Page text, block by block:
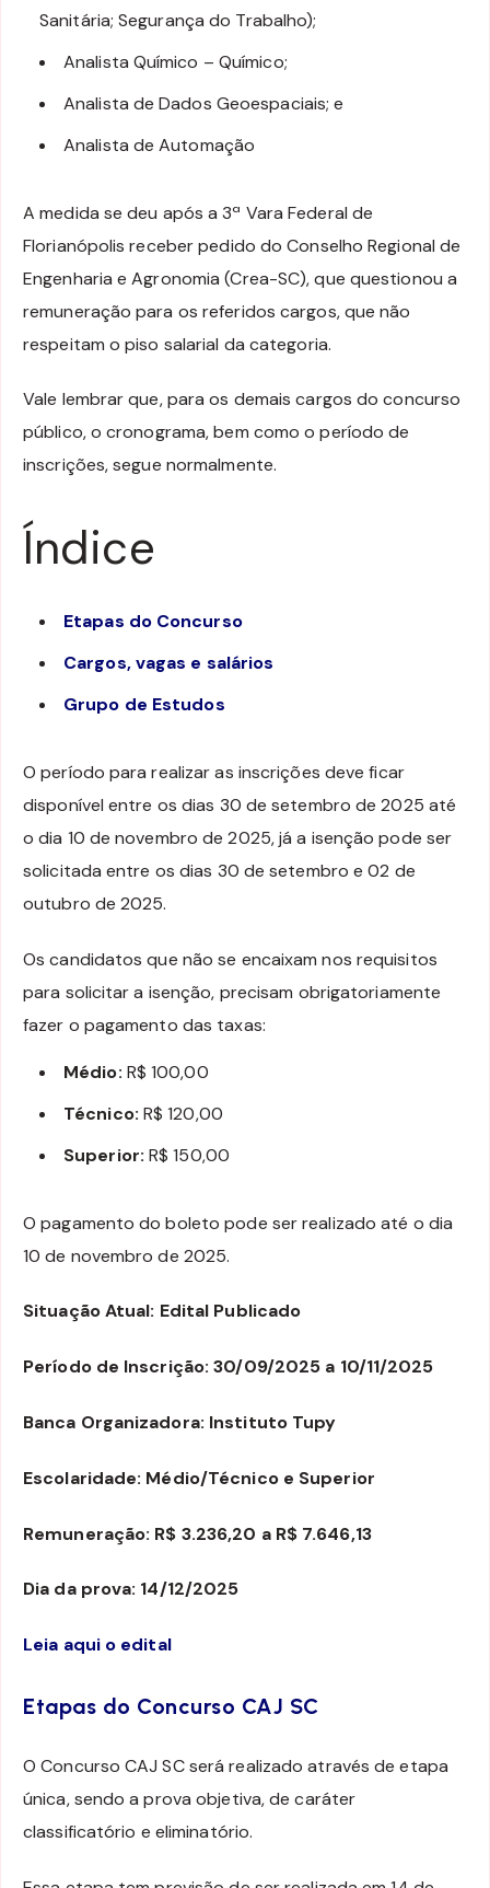
Sanitária; Segurança do Trabalho);
Analista Químico – Químico;
Analista de Dados Geoespaciais; e
Analista de Automação
A medida se deu após a 3ª Vara Federal de
Florianópolis receber pedido do Conselho Regional de
Engenharia e Agronomia (Crea-SC), que questionou a
remuneração para os referidos cargos, que não
respeitam o piso salarial da categoria.
Vale lembrar que, para os demais cargos do concurso
público, o cronograma, bem como o período de
inscrições, segue normalmente.
Índice
Etapas do Concurso
Cargos, vagas e salários
Grupo de Estudos
O período para realizar as inscrições deve ficar
disponível entre os dias 30 de setembro de 2025 até
o dia 10 de novembro de 2025, já a isenção pode ser
solicitada entre os dias 30 de setembro e 02 de
outubro de 2025.
Os candidatos que não se encaixam nos requisitos
para solicitar a isenção, precisam obrigatoriamente
fazer o pagamento das taxas:
Médio: R$ 100,00
Técnico: R$ 120,00
Superior: R$ 150,00
O pagamento do boleto pode ser realizado até o dia
10 de novembro de 2025.
Situação Atual: Edital Publicado
Período de Inscrição: 30/09/2025 a 10/11/2025
Banca Organizadora: Instituto Tupy
Escolaridade: Médio/Técnico e Superior
Remuneração: R$ 3.236,20 a R$ 7.646,13
Dia da prova: 14/12/2025
Leia aqui o edital
Etapas do Concurso CAJ SC
O Concurso CAJ SC será realizado através de etapa
única, sendo a prova objetiva, de caráter
classificatório e eliminatório.